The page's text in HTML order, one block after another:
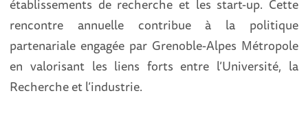
établissements de recherche et les start-up. Cette
rencontre annuelle contribue à la politique
partenariale engagée par Grenoble-Alpes Métropole
en valorisant les liens forts entre l’Université, la
Recherche et l’industrie.